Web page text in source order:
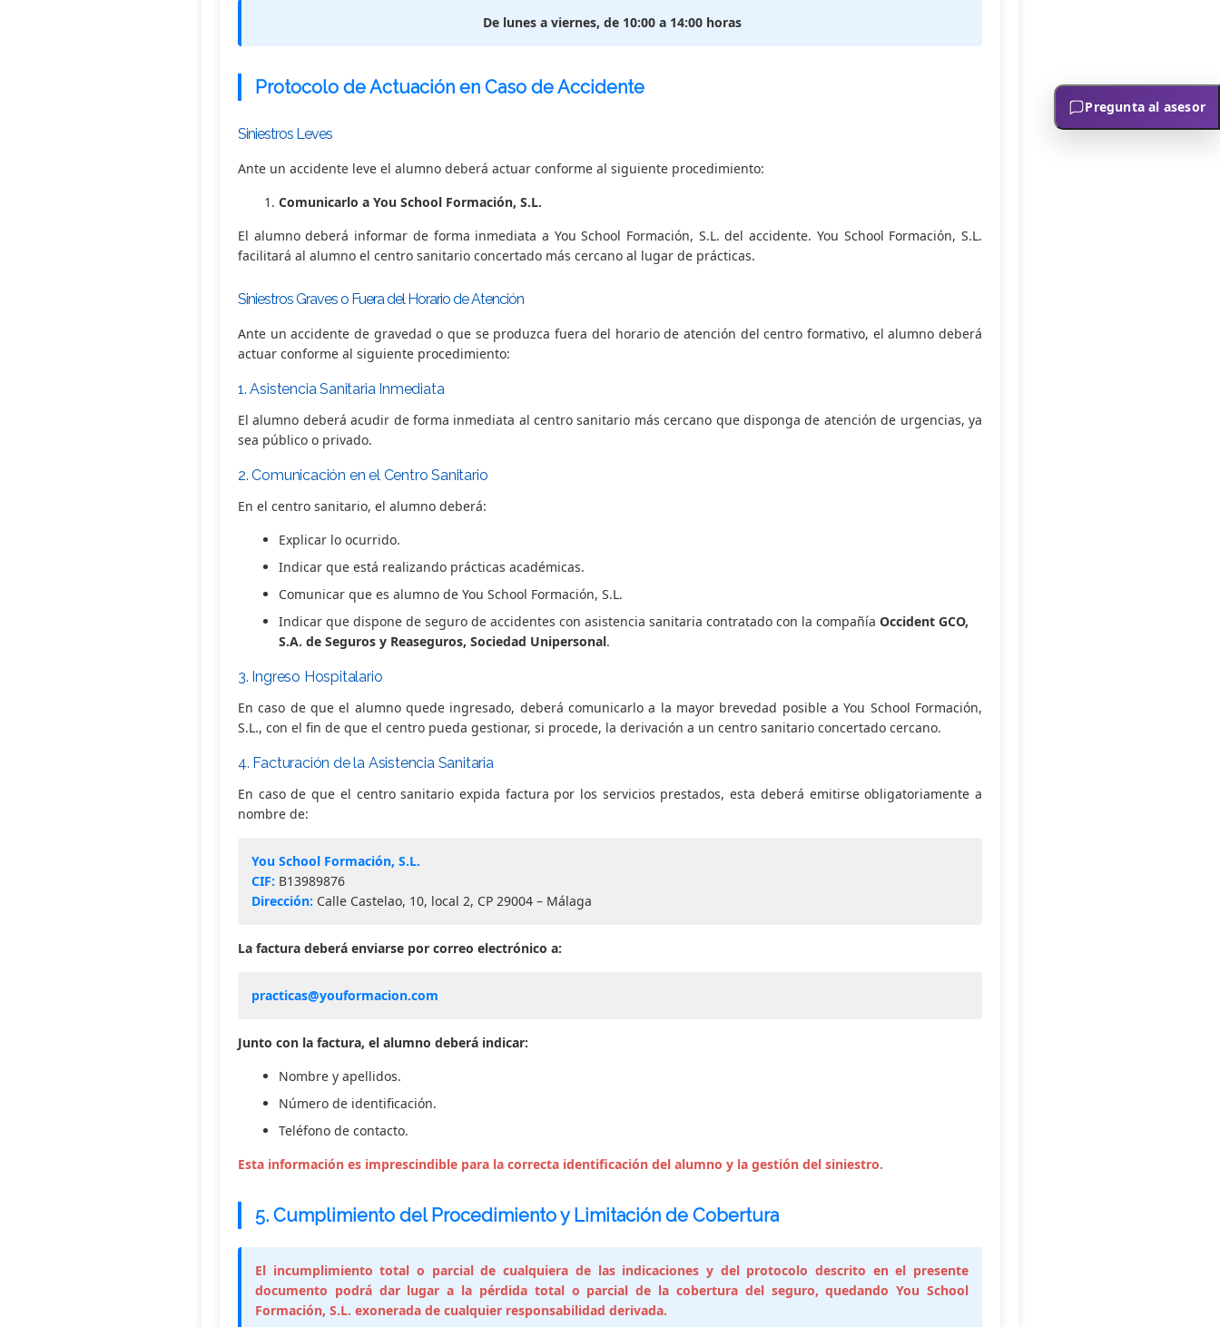
De lunes a viernes, de 10:00 a 14:00 horas
Protocolo de Actuación en Caso de Accidente
Siniestros Leves
Ante un accidente leve el alumno deberá actuar conforme al siguiente procedimiento:
Comunicarlo a You School Formación, S.L.
El alumno deberá informar de forma inmediata a You School Formación, S.L. del accidente. You School Formación, S.L.
facilitará al alumno el centro sanitario concertado más cercano al lugar de prácticas.
Siniestros Graves o Fuera del Horario de Atención
Ante un accidente de gravedad o que se produzca fuera del horario de atención del centro formativo, el alumno deberá
actuar conforme al siguiente procedimiento:
1. Asistencia Sanitaria Inmediata
El alumno deberá acudir de forma inmediata al centro sanitario más cercano que disponga de atención de urgencias, ya
sea público o privado.
2. Comunicación en el Centro Sanitario
En el centro sanitario, el alumno deberá:
Explicar lo ocurrido.
Indicar que está realizando prácticas académicas.
Comunicar que es alumno de You School Formación, S.L.
Indicar que dispone de seguro de accidentes con asistencia sanitaria contratado con la compañía Occident GCO,
S.A. de Seguros y Reaseguros, Sociedad Unipersonal.
3. Ingreso Hospitalario
En caso de que el alumno quede ingresado, deberá comunicarlo a la mayor brevedad posible a You School Formación,
S.L., con el fin de que el centro pueda gestionar, si procede, la derivación a un centro sanitario concertado cercano.
4. Facturación de la Asistencia Sanitaria
En caso de que el centro sanitario expida factura por los servicios prestados, esta deberá emitirse obligatoriamente a
nombre de:
You School Formación, S.L.
CIF: B13989876
Dirección: Calle Castelao, 10, local 2, CP 29004 – Málaga
La factura deberá enviarse por correo electrónico a:
practicas@youformacion.com
Junto con la factura, el alumno deberá indicar:
Nombre y apellidos.
Número de identificación.
Teléfono de contacto.
Esta información es imprescindible para la correcta identificación del alumno y la gestión del siniestro.
5. Cumplimiento del Procedimiento y Limitación de Cobertura
El incumplimiento total o parcial de cualquiera de las indicaciones y del protocolo descrito en el presente
documento podrá dar lugar a la pérdida total o parcial de la cobertura del seguro, quedando You School
Formación, S.L. exonerada de cualquier responsabilidad derivada.
Pregunta al asesor